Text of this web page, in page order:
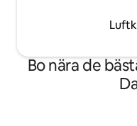
Bo nära de